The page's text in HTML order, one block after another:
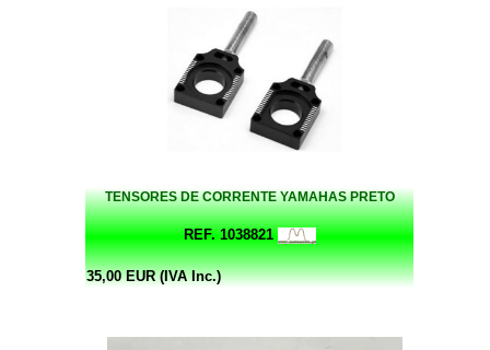
TENSORES DE CORRENTE YAMAHAS PRETO
REF. 1038821
35,00 EUR (IVA Inc.)